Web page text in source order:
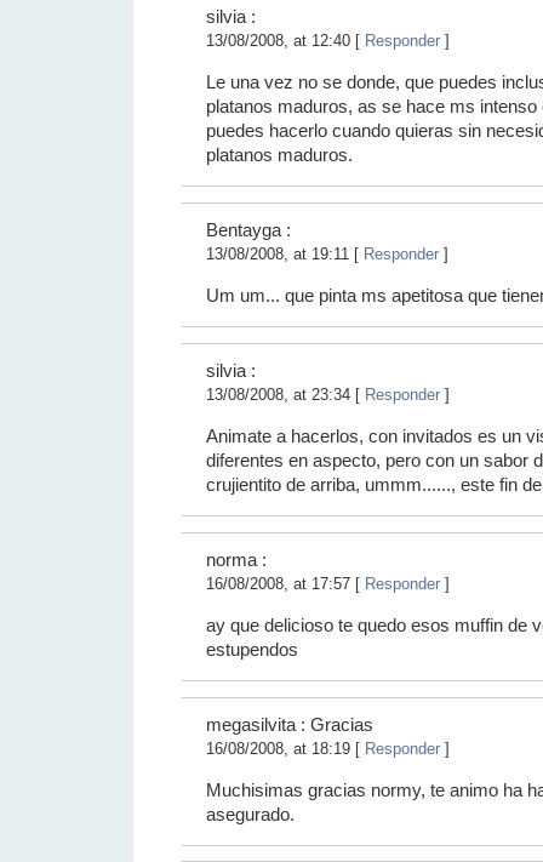
silvia :
13/08/2008, at 12:40 [ Responder ]
Le una vez no se donde, que puedes
platanos maduros, as se hace ms intenso
puedes hacerlo cuando quieras sin
platanos maduros.
Bentayga :
13/08/2008, at 19:11 [ Responder ]
Um um... que pinta ms apetitosa que
silvia :
13/08/2008, at 23:34 [ Responder ]
Animate a hacerlos, con invitados es un
diferentes en aspecto, pero con un sabor
crujientito de arriba, ummm......, este fin
norma :
16/08/2008, at 17:57 [ Responder ]
ay que delicioso te quedo esos muffin de
estupendos
megasilvita : Gracias
16/08/2008, at 18:19 [ Responder ]
Muchisimas gracias normy, te animo ha
asegurado.